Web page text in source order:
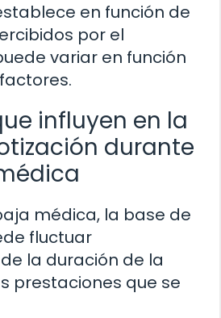
en función de
por el
variar en función
influyen en la
durante
médica, la base de
fluctuar
la duración de la
prestaciones que se